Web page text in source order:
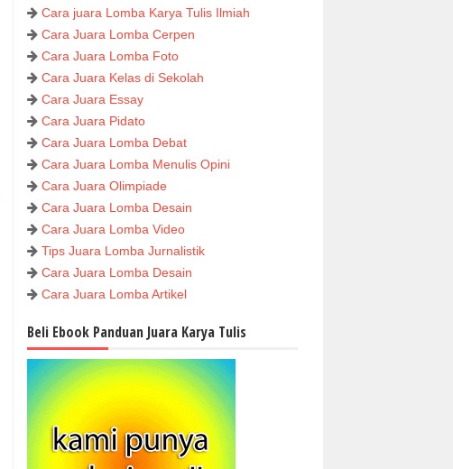
Cara juara Lomba Karya Tulis Ilmiah
Cara Juara Lomba Cerpen
Cara Juara Lomba Foto
Cara Juara Kelas di Sekolah
Cara Juara Essay
Cara Juara Pidato
Cara Juara Lomba Debat
Cara Juara Lomba Menulis Opini
Cara Juara Olimpiade
Cara Juara Lomba Desain
Cara Juara Lomba Video
Tips Juara Lomba Jurnalistik
Cara Juara Lomba Desain
Cara Juara Lomba Artikel
Beli Ebook Panduan Juara Karya Tulis